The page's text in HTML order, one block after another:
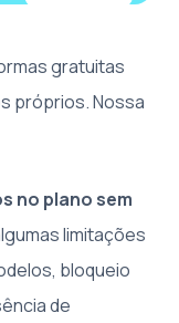
gratuitas
próprios. Nossa
no plano sem
limitações
bloqueio
de